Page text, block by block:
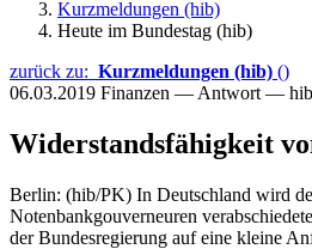
Kurzmeldungen (hib)
Heute im Bundestag (hib)
zurück zu: Kurzmeldungen (hib) ()
06.03.2019 Finanzen — Antwort — hib
Widerstandsfähigkeit
Berlin: (hib/PK) In Deutschland wird
Notenbankgouverneuren
der Bundesregierung auf eine kleine